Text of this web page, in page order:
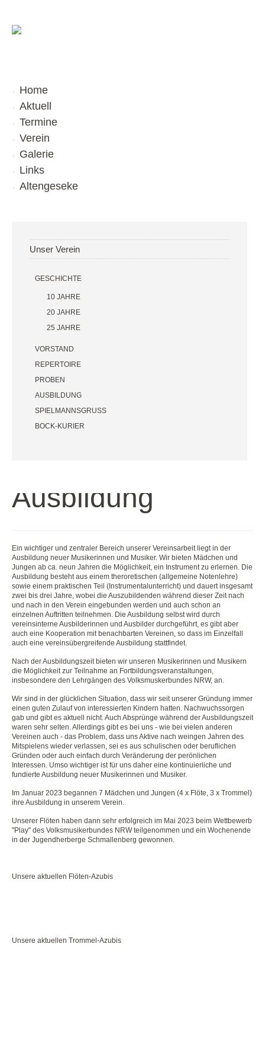
Home
Aktuell
Termine
Verein
Galerie
Links
Altengeseke
Unser Verein
GESCHICHTE
10 JAHRE
20 JAHRE
25 JAHRE
VORSTAND
REPERTOIRE
PROBEN
AUSBILDUNG
SPIELMANNSGRUSS
BOCK-KURIER
Ausbildung
Ein wichtiger und zentraler Bereich unserer Vereinsarbeit liegt in der
Ausbildung neuer Musikerinnen und Musiker. Wir bieten Mädchen und
Jungen ab ca. neun Jahren die Möglichkeit, ein Instrument zu erlernen. Die
Ausbildung besteht aus einem theroretischen (allgemeine Notenlehre)
sowie einem praktischen Teil (Instrumentalunterricht) und dauert insgesamt
zwei bis drei Jahre, wobei die Auszubildenden während dieser Zeit nach
und nach in den Verein eingebunden werden und auch schon an
einzelnen Auftritten teilnehmen. Die Ausbildung selbst wird durch
vereinsinterne Ausbilderinnen und Ausbilder durchgeführt, es gibt aber
auch eine Kooperation mit benachbarten Vereinen, so dass im Einzelfall
auch eine vereinsübergreifende Ausbildung stattfindet.
Nach der Ausbildungszeit bieten wir unseren Musikerinnen und Musikern
die Möglichkeit zur Teilnahme an Fortbildungsveranstaltungen,
insbesondere den Lehrgängen des Volksmuskerbundes NRW, an.
Wir sind in der glücklichen Situation, dass wir seit unserer Gründung immer
einen guten Zulauf von interessierten Kindern hatten. Nachwuchssorgen
gab und gibt es aktuell nicht. Auch Absprünge während der Ausbildungszeit
waren sehr selten. Allerdings gibt es bei uns - wie bei vielen anderen
Vereinen auch - das Problem, dass uns Aktive nach weingen Jahren des
Mitspielens wieder verlassen, sei es aus schulischen oder beruflichen
Gründen oder auch einfach durch Veränderung der perönlichen
Interessen. Umso wichtiger ist für uns daher eine kontinuierliche und
fundierte Ausbildung neuer Musikerinnen und Musiker.
Im Januar 2023 begannen 7 Mädchen und Jungen (4 x Flöte, 3 x Trommel)
ihre Ausbildung in unserem Verein.
Unserer Flöten haben dann sehr erfolgreich im Mai 2023 beim Wettbewerb
"Play" des Volksmusikerbundes NRW teilgenommen und ein Wochenende
in der Jugendherberge Schmallenberg gewonnen.
Unsere aktuellen Flöten-Azubis
Unsere aktuellen Trommel-Azubis